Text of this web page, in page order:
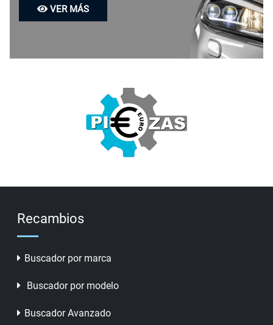
VER MÁS
Recambios
Buscador por marca
Buscador por modelo
Buscador Avanzado